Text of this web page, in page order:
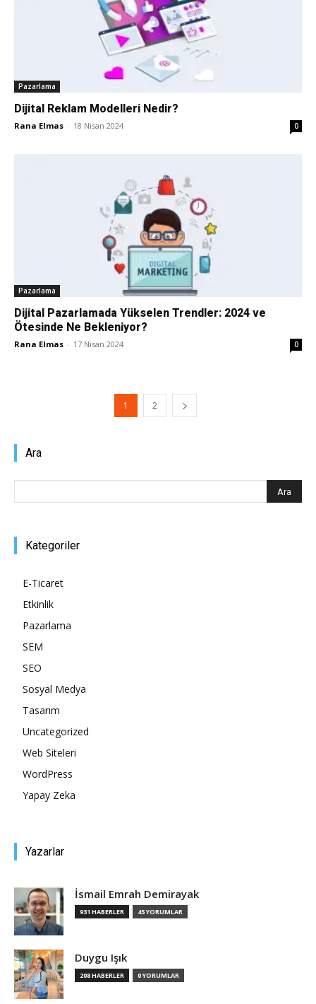
Pazarlama
Dijital Reklam Modelleri Nedir?
Rana Elmas - 18 Nisan 2024 0
Pazarlama
Dijital Pazarlamada Yükselen Trendler: 2024 ve
Ötesinde Ne Bekleniyor?
Rana Elmas - 17 Nisan 2024 0
1 2
Ara
Kategoriler
E-Ticaret
Etkinlik
Pazarlama
SEM
SEO
Sosyal Medya
Tasarım
Uncategorized
Web Siteleri
WordPress
Yapay Zeka
Yazarlar
İsmail Emrah Demirayak
931 HABERLER 45 YORUMLAR
Duygu Işık
208 HABERLER 0 YORUMLAR